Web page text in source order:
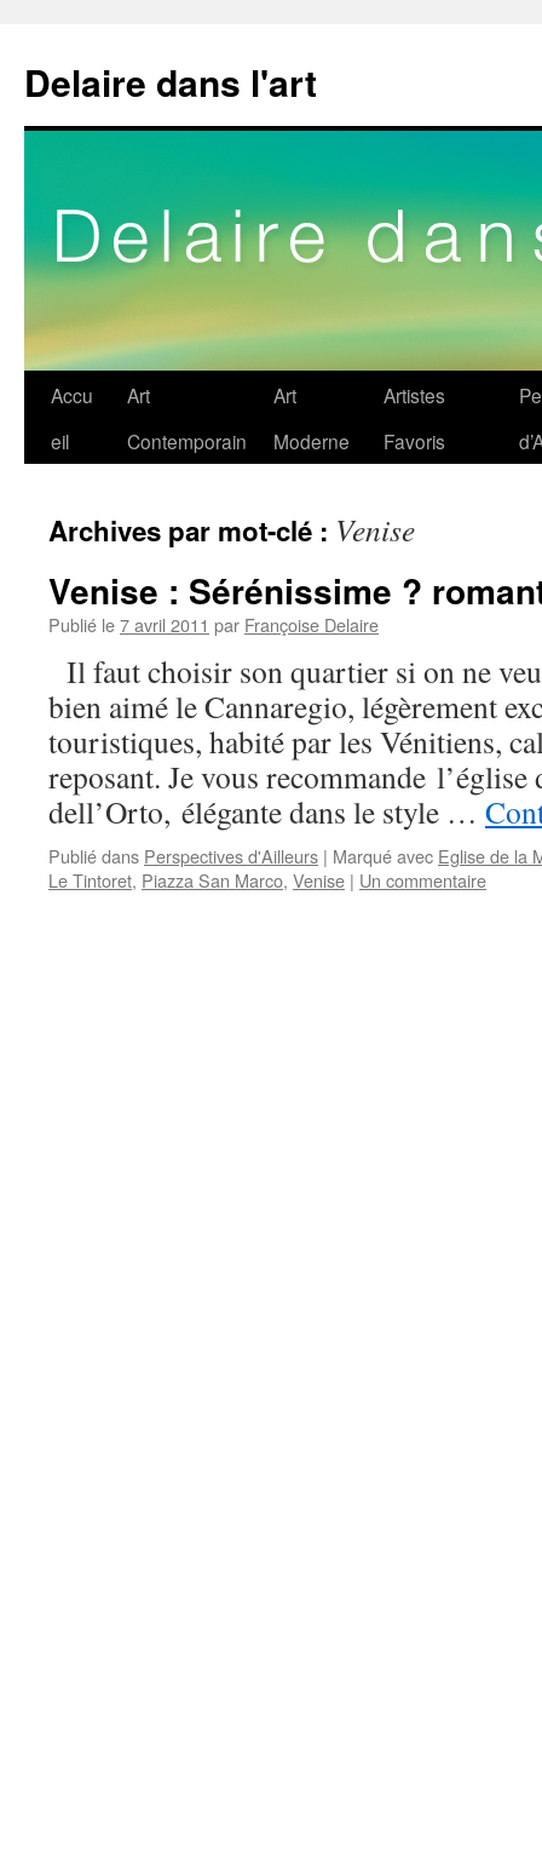
Delaire dans l'art
Aller
Accu
eil
Art
Contemporain
Art
Moderne
Artistes
Favoris
Archives par mot-clé : Venise
Venise : Sérénissime ?
Publié le7 avril 2011 par Françoise Delaire
Il faut choisir son quartier si on ne
bien aimé le Cannaregio, légèrement
touristiques, habité par les Vénitiens,
reposant. Je vous recommande l’église
dell’Orto, élégante dans le style …
Publié dans Perspectives d'Ailleurs | Marqué avec Eglise de la
Le Tintoret, Piazza San Marco, Venise | Un commentaire